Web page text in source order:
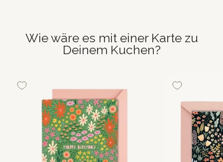
Wie wäre es mit einer Karte zu
Deinem Kuchen?